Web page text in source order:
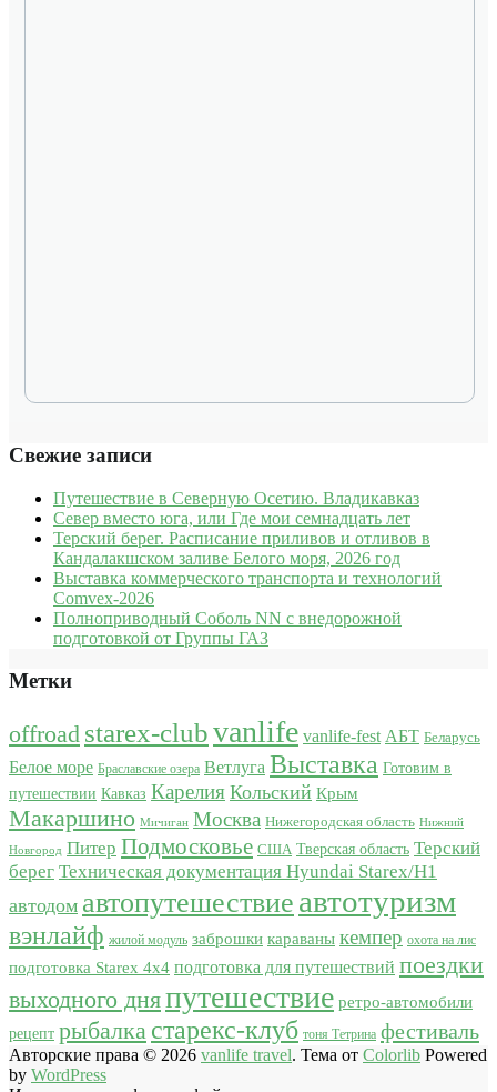
Свежие записи
Путешествие в Северную Осетию. Владикавказ
Север вместо юга, или Где мои семнадцать лет
Терский берег. Расписание приливов и отливов в
Кандалакшском заливе Белого моря, 2026 год
Выставка коммерческого транспорта и технологий
Comvex-2026
Полноприводный Соболь NN с внедорожной
подготовкой от Группы ГАЗ
Метки
offroad starex-clubvanlife vanlife-fest АБТ Беларусь
Белое море Браславские озера Ветлуга Выставка Готовим в
путешествии Кавказ Карелия Кольский Крым
Макаршино Мичиган Москва Нижегородская область Нижний
Новгород Питер Подмосковье США Тверская область Терский
берег Техническая документация Hyundai Starex/H1
автодом автопутешествие автотуризм
вэнлайф жилой модуль заброшки караваны кемпер охота на лис
подготовка Starex 4x4 подготовка для путешествий поездки
выходного дняпутешествие ретро-автомобили
рецепт рыбалка старекс-клуб тоня Тетрина фестиваль
Авторские права © 2026 vanlife travel. Тема от Colorlib Powered
by WordPress